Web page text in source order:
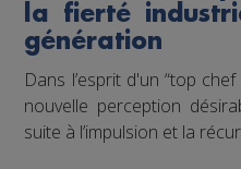
la fierté
génération
Dans l’esprit d'un “top chef
nouvelle perception
suite à l’impulsion et la